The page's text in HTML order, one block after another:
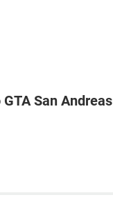
San Andreas